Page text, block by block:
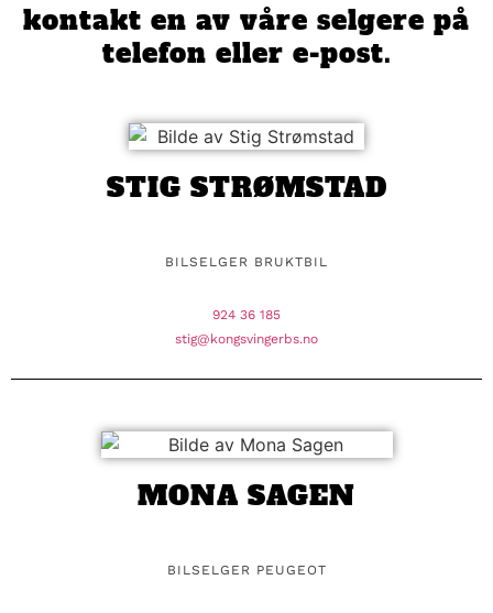
kontakt en av våre selgere på
telefon eller e-post.
STIG STRØMSTAD
BILSELGER BRUKTBIL
924 36 185
stig@kongsvingerbs.no
MONA SAGEN
BILSELGER PEUGEOT